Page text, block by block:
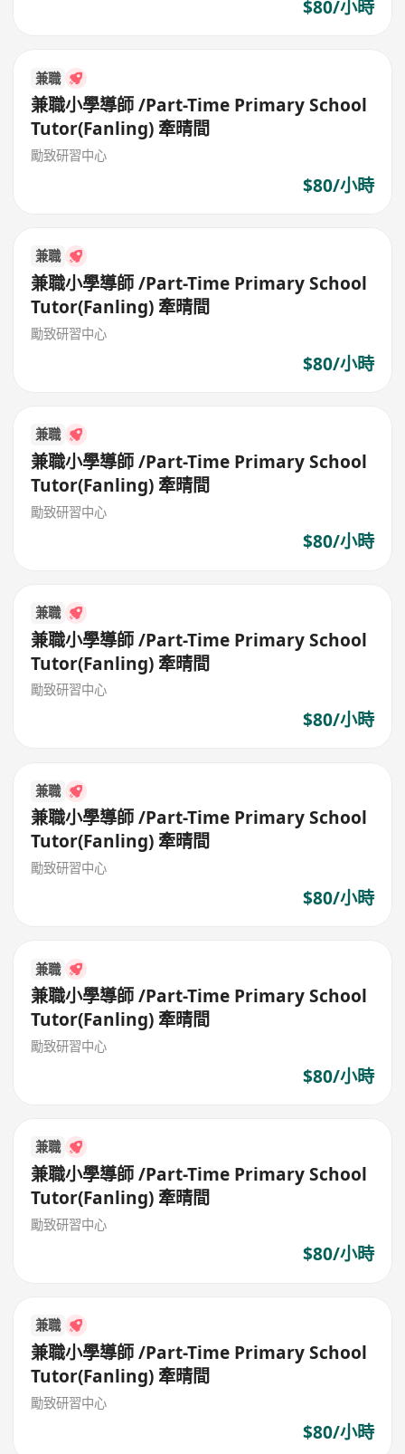
$80/小時
兼職
兼職小學導師 /Part-Time Primary School
Tutor(Fanling) 牽晴間
勵致研習中心
$80/小時
兼職
兼職小學導師 /Part-Time Primary School
Tutor(Fanling) 牽晴間
勵致研習中心
$80/小時
兼職
兼職小學導師 /Part-Time Primary School
Tutor(Fanling) 牽晴間
勵致研習中心
$80/小時
兼職
兼職小學導師 /Part-Time Primary School
Tutor(Fanling) 牽晴間
勵致研習中心
$80/小時
兼職
兼職小學導師 /Part-Time Primary School
Tutor(Fanling) 牽晴間
勵致研習中心
$80/小時
兼職
兼職小學導師 /Part-Time Primary School
Tutor(Fanling) 牽晴間
勵致研習中心
$80/小時
兼職
兼職小學導師 /Part-Time Primary School
Tutor(Fanling) 牽晴間
勵致研習中心
$80/小時
兼職
兼職小學導師 /Part-Time Primary School
Tutor(Fanling) 牽晴間
勵致研習中心
$80/小時